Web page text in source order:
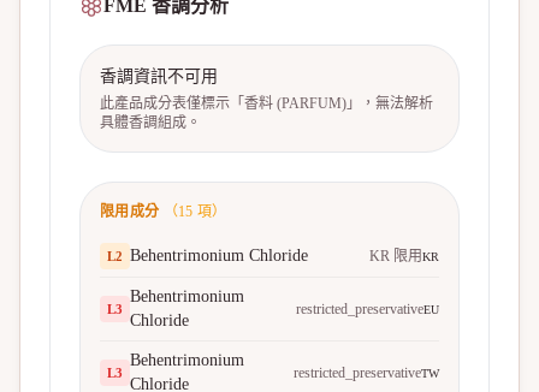
FME 香調分析
香調資訊不可用
此產品成分表僅標示「香料 (PARFUM)」，無法解析
具體香調組成。
限用成分 （15 項）
L2 Behentrimonium Chloride KR 限用KR
L3
Behentrimonium
Chloride
restricted_preservativeEU
L3
Behentrimonium
Chloride
restricted_preservativeTW